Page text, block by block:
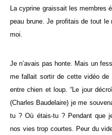
La cyprine graissait les membres
peau brune. Je profitais de tout
moi.
Je n’avais pas honte. Mais un
me fallait sortir de cette vidéo
entre chien et loup. “Le jour
(Charles Baudelaire) je me
tu ? Où étais-tu ? Pendant que
nos vies trop courtes. Peur du